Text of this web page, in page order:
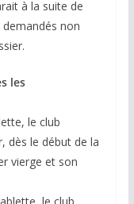
à la suite de
demandés non
les
le club
dès le début de la
vierge et son